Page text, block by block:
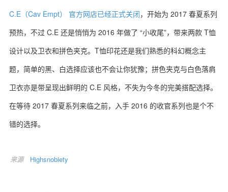
关于我们 联系我们
C.E（Cav Empt） 官方网店已经正式关闭，开始为 2017 春夏系列
预热，不过 C.E 还是悄悄为 2016 年做了 “小收尾”，带来两款 T恤
设计以及卫衣和拼色夹克。T恤印花还是我们熟悉的科幻概念主
题，简单的黑、白选择应该也不会让你犹豫；拼色夹克与白色落肩
卫衣亦是带呈现出鲜明的 C.E 风格，不失为今冬的完美搭配选择。
在等待 2017 春夏系列来临之前，入手 2016 的收官系列也是个不
错的选择。
来源 Highsnobiety